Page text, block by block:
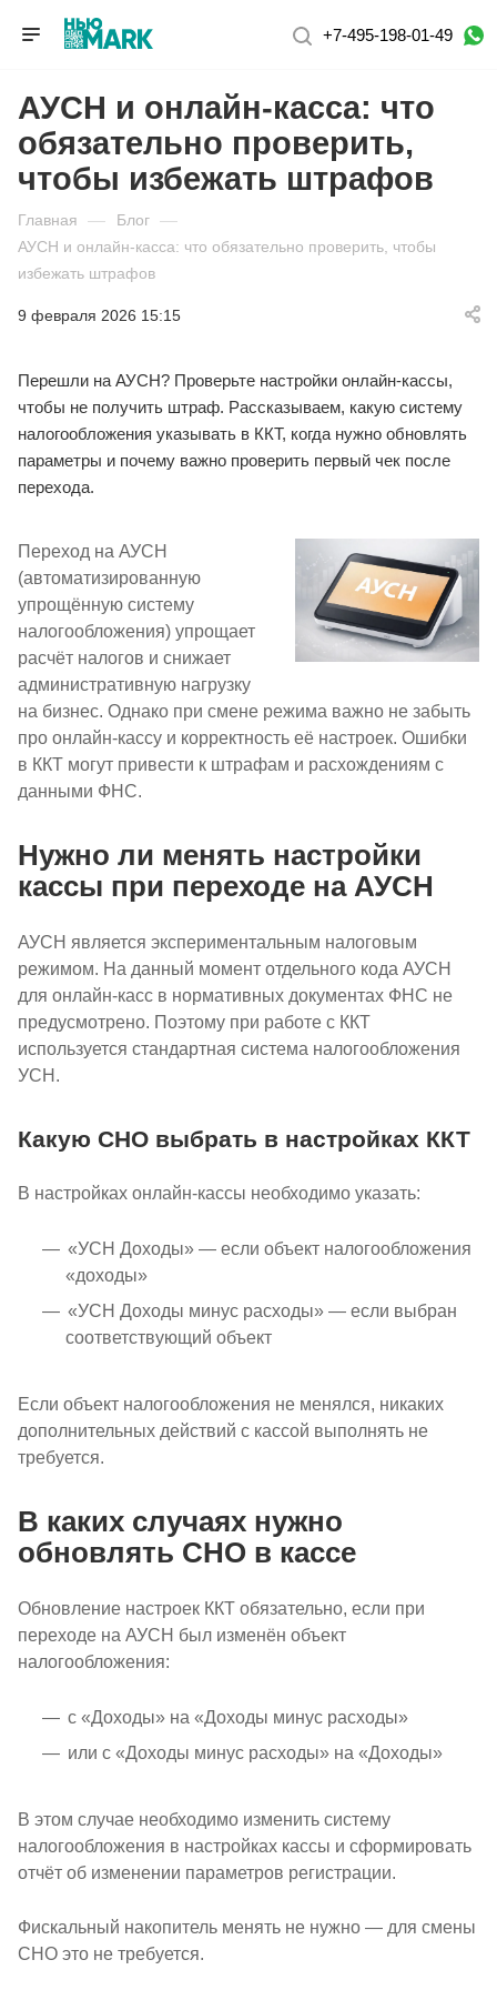
+7-495-198-01-49
АУСН и онлайн-касса: что
обязательно проверить,
чтобы избежать штрафов
Главная — Блог —
АУСН и онлайн-касса: что обязательно проверить, чтобы
избежать штрафов
9 февраля 2026 15:15
Перешли на АУСН? Проверьте настройки онлайн-кассы,
чтобы не получить штраф. Рассказываем, какую систему
налогообложения указывать в ККТ, когда нужно обновлять
параметры и почему важно проверить первый чек после
перехода.
Переход на АУСН
(автоматизированную
упрощённую систему
налогообложения) упрощает
расчёт налогов и снижает
административную нагрузку
на бизнес. Однако при смене режима важно не забыть
про онлайн-кассу и корректность её настроек. Ошибки
в ККТ могут привести к штрафам и расхождениям с
данными ФНС.
Нужно ли менять настройки
кассы при переходе на АУСН
АУСН является экспериментальным налоговым
режимом. На данный момент отдельного кода АУСН
для онлайн-касс в нормативных документах ФНС не
предусмотрено. Поэтому при работе с ККТ
используется стандартная система налогообложения
УСН.
Какую СНО выбрать в настройках ККТ
В настройках онлайн-кассы необходимо указать:
«УСН Доходы» — если объект налогообложения
«доходы»
«УСН Доходы минус расходы» — если выбран
соответствующий объект
Если объект налогообложения не менялся, никаких
дополнительных действий с кассой выполнять не
требуется.
В каких случаях нужно
обновлять СНО в кассе
Обновление настроек ККТ обязательно, если при
переходе на АУСН был изменён объект
налогообложения:
с «Доходы» на «Доходы минус расходы»
или с «Доходы минус расходы» на «Доходы»
В этом случае необходимо изменить систему
налогообложения в настройках кассы и сформировать
отчёт об изменении параметров регистрации.
Фискальный накопитель менять не нужно — для смены
СНО это не требуется.